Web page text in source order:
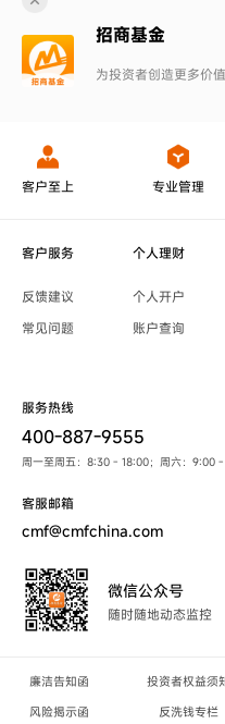
招商基金
为投资者创造更多价值
客户至上 专业管理
客户服务
反馈建议
常见问题
个人理财
个人开户
账户查询
服务热线
400-887-9555
周一至周五：8:30 - 18:00；周六：9:00 -
客服邮箱
cmf@cmfchina.com
微信公众号
随时随地动态监控
廉洁告知函 投资者权益须
风险揭示函
反洗钱专栏